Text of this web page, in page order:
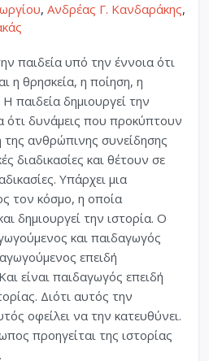
, Ανδρέας Γ. Κανδαράκης,
παιδεία υπό την έννοια ότι
η θρησκεία, η ποίηση, η
παιδεία δημιουργεί την
ότι δυνάμεις που προκύπτουν
ανθρώπινης συνείδησης
διαδικασίες και θέτουν σε
Υπάρχει μια
τον κόσμο, η οποία
δημιουργεί την ιστορία. Ο
και παιδαγωγός
επειδή
είναι παιδαγωγός επειδή
Διότι αυτός την
οφείλει να την κατευθύνει.
προηγείται της ιστορίας